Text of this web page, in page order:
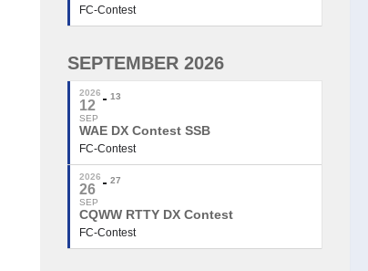
FC-Contest
SEPTEMBER 2026
2026
12
SEP
13
WAE DX Contest SSB
FC-Contest
2026
26
SEP
27
CQWW RTTY DX Contest
FC-Contest